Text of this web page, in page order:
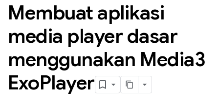
Membuat aplikasi
media player dasar
menggunakan Media3
ExoPlayer